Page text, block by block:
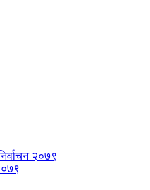
२०७९